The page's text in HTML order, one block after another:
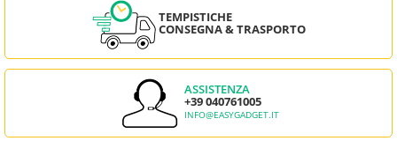
TEMPISTICHE
CONSEGNA & TRASPORTO
ASSISTENZA
+39 040761005
INFO@EASYGADGET.IT